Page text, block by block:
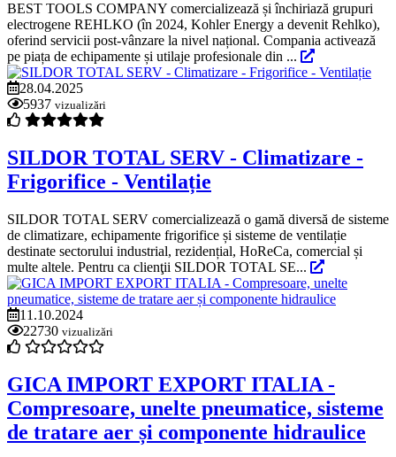
BEST TOOLS COMPANY comercializează și închiriază grupuri
electrogene REHLKO (în 2024, Kohler Energy a devenit Rehlko),
oferind servicii post-vânzare la nivel național. Compania activează
pe piața de echipamente și utilaje profesionale din ...
28.04.2025
5937 vizualizări
SILDOR TOTAL SERV - Climatizare -
Frigorifice - Ventilație
SILDOR TOTAL SERV comercializează o gamă diversă de sisteme
de climatizare, echipamente frigorifice și sisteme de ventilație
destinate sectorului industrial, rezidențial, HoReCa, comercial și
multe altele. Pentru ca clienţii SILDOR TOTAL SE...
11.10.2024
22730 vizualizări
GICA IMPORT EXPORT ITALIA -
Compresoare, unelte pneumatice, sisteme
de tratare aer și componente hidraulice